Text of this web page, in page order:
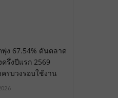
พุ่ง 67.54% ดันตลาด
ครึ่งปีแรก 2569
รบวงรอบใช้งาน